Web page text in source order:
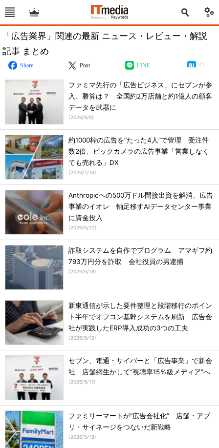
「広告業界」関連の最新 ニュース・レビュー・解説
記事 まとめ
Share Post LINE
ファミマ先行の「広告ビジネス」にセブンが参
入、勝算は？ 全国約2万店舗と約1億人の顧客
データを武器に
(2026/8/6)
約1000枠の広告を“たった4人”で管理 受注件
数2倍、ビックカメラの広告事業「営業しなく
ても売れる」DX
(2026/7/16)
Anthropicへの500万ドル間接出資を解消、広告
事業のイオレ 軸足移すAIデータセンター事業
に資金投入
(2026/6/22)
詐取システムを自作でプログラム アマギフ約
793万円分を詐取 会社役員の男逮捕
(2026/6/18)
新東通信が示した要件整理と段階移行のポイン
ト半年でオフコン基幹システムを刷新 広告会
社が実践したERP導入成功の3つの工夫
(2026/6/12)
セブン、電通・サイバーと「広告事業」で新会
社 店舗網生かして“視聴率15％級メディア”へ
(2026/6/11)
ファミリーマートが“広告会社化” 店舗・アプ
リ・サイネージをつないだ新戦略
(2026/5/18)